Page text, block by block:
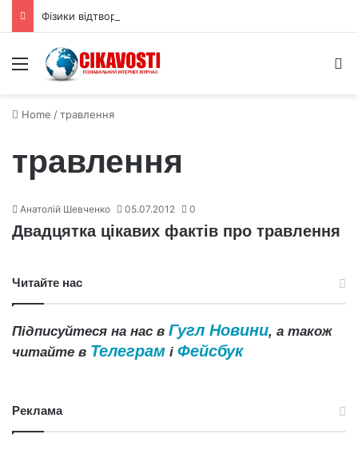
Menu
Home /травлення
травлення
Анатолій Шевченко 05.07.2012 0
Двадцятка цікавих фактів про травлення
Читайте нас
Підписуйтеся на нас в Гугл Новини, а також
читайте в Телеграм і Фейсбук
Реклама